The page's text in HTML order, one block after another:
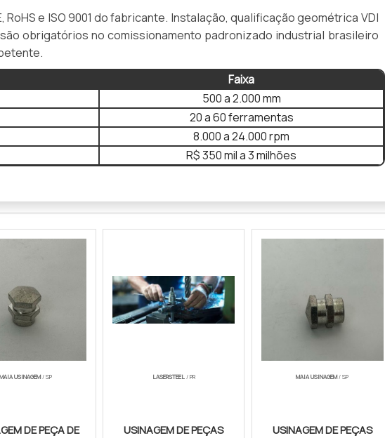
e ISO 9001 do fabricante. Instalação, qualificação geométrica VDI
obrigatórios no comissionamento padronizado industrial brasileiro
Faixa
500 a 2.000 mm
20 a 60 ferramentas
8.000 a 24.000 rpm
R$ 350 mil a 3 milhões
MAIA USINAGEM/ SP
DE PEÇA DE
LASERSTEEL / PR
USINAGEM DE PEÇAS
MAIA USINAGEM/ SP
USINAGEM DE PEÇAS